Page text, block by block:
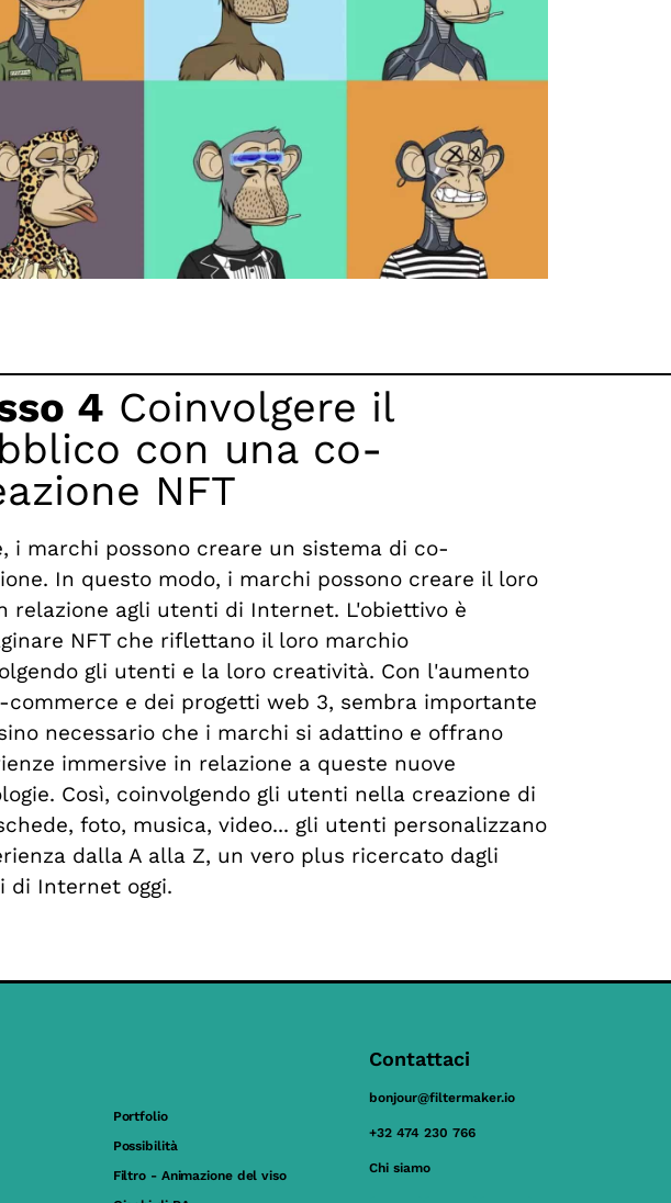
4 Coinvolgere il
con una co-
NFT
i marchi possono creare un sistema di co-
In questo modo, i marchi possono creare il loro
relazione agli utenti di Internet. L'obiettivo è
NFT che riflettano il loro marchio
gli utenti e la loro creatività. Con l'aumento
commerce e dei progetti web 3, sembra importante
necessario che i marchi si adattino e offrano
immersive in relazione a queste nuove
Così, coinvolgendo gli utenti nella creazione di
foto, musica, video... gli utenti personalizzano
dalla A alla Z, un vero plus ricercato dagli
di Internet oggi.
Portfolio
Possibilità
Filtro - Animazione del viso
Contattaci
bonjour@filtermaker.io
+32 474 230 766
Chi siamo